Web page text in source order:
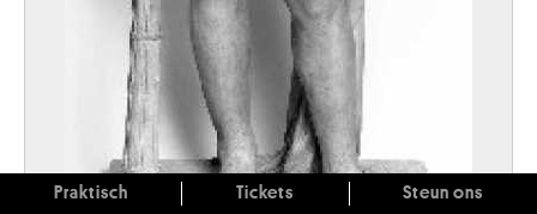
Praktisch Tickets Steun ons